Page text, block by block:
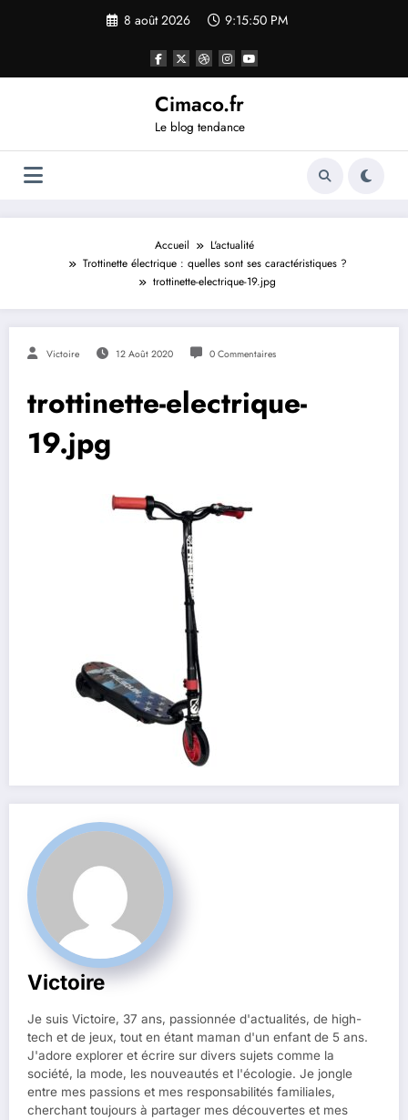
8 août 2026 9:15:51 PM
Cimaco.fr
Le blog tendance
Accueil
L'actualité
Trottinette électrique : quelles sont ses caractéristiques ?
trottinette-electrique-19.jpg
Victoire 12 Août 2020 0 Commentaires
trottinette-electrique-
19.jpg
Victoire
Je suis Victoire, 37 ans, passionnée d'actualités, de high-
tech et de jeux, tout en étant maman d'un enfant de 5 ans.
J'adore explorer et écrire sur divers sujets comme la
société, la mode, les nouveautés et l'écologie. Je jongle
entre mes passions et mes responsabilités familiales,
cherchant toujours à partager mes découvertes et mes